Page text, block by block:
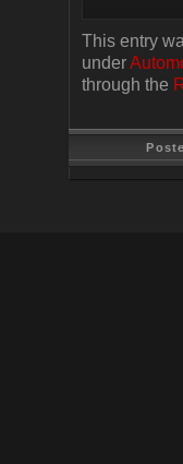
This entry
under
through the